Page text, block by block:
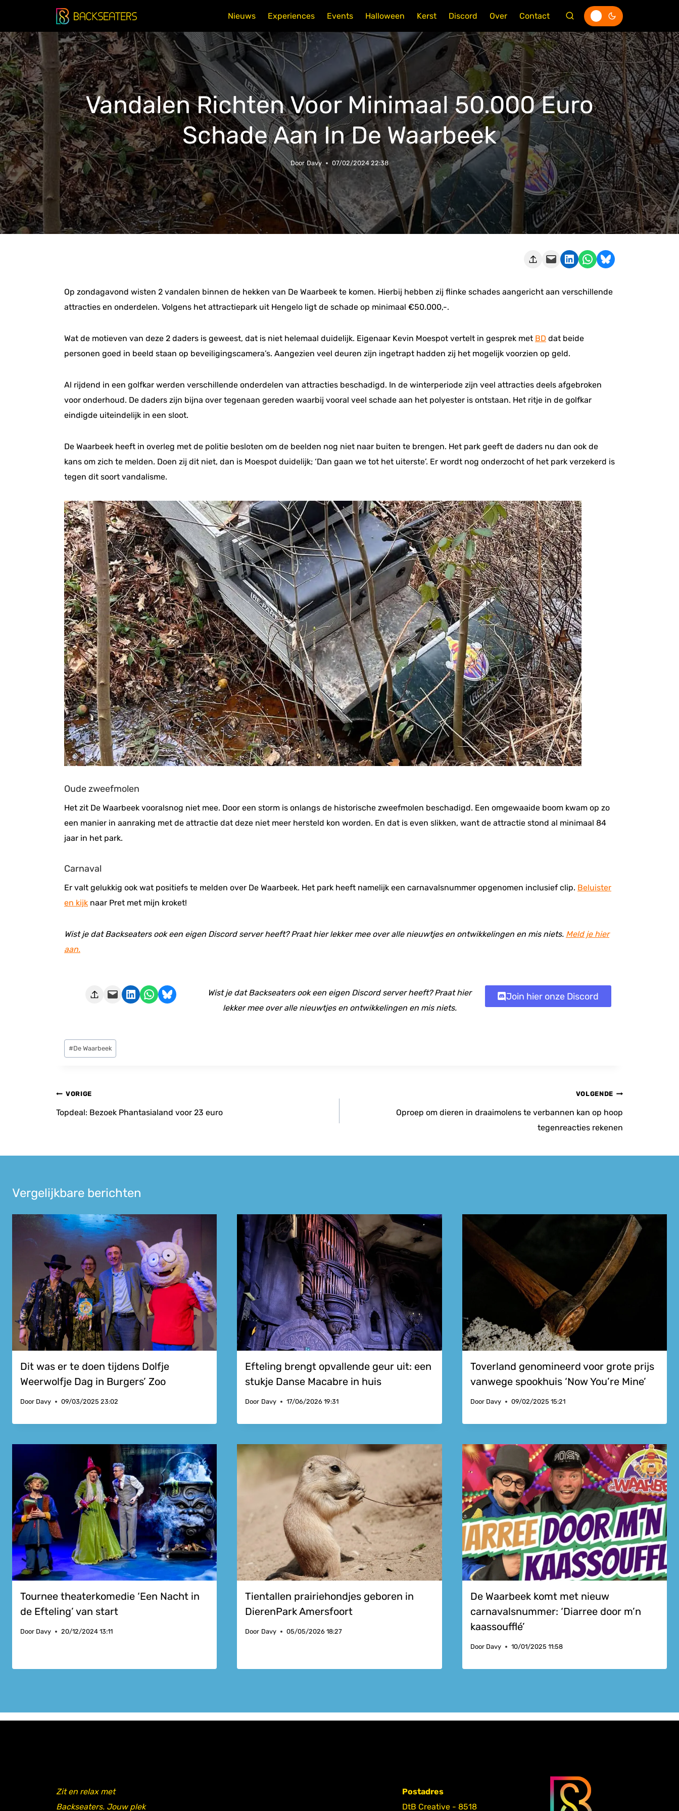
inhoud
Nieuws Experiences Events Halloween Kerst Discord Over Contact
Vandalen Richten Voor Minimaal 50.000 Euro
Schade Aan In De Waarbeek
Door Davy 07/02/2024 22:38
Deze pagina e-mailen Delen op LinkedIn Delen via WhatsApp Share on Bluesky
Op zondagavond wisten 2 vandalen binnen de hekken van De Waarbeek te komen. Hierbij hebben zij flinke schades aangericht aan verschillende
attracties en onderdelen. Volgens het attractiepark uit Hengelo ligt de schade op minimaal €50.000,-.
Wat de motieven van deze 2 daders is geweest, dat is niet helemaal duidelijk. Eigenaar Kevin Moespot vertelt in gesprek met BD dat beide
personen goed in beeld staan op beveiligingscamera’s. Aangezien veel deuren zijn ingetrapt hadden zij het mogelijk voorzien op geld.
Al rijdend in een golfkar werden verschillende onderdelen van attracties beschadigd. In de winterperiode zijn veel attracties deels afgebroken
voor onderhoud. De daders zijn bijna over tegenaan gereden waarbij vooral veel schade aan het polyester is ontstaan. Het ritje in de golfkar
eindigde uiteindelijk in een sloot.
De Waarbeek heeft in overleg met de politie besloten om de beelden nog niet naar buiten te brengen. Het park geeft de daders nu dan ook de
kans om zich te melden. Doen zij dit niet, dan is Moespot duidelijk; ‘Dan gaan we tot het uiterste’. Er wordt nog onderzocht of het park verzekerd is
tegen dit soort vandalisme.
Oude zweefmolen
Het zit De Waarbeek vooralsnog niet mee. Door een storm is onlangs de historische zweefmolen beschadigd. Een omgewaaide boom kwam op zo
een manier in aanraking met de attractie dat deze niet meer hersteld kon worden. En dat is even slikken, want de attractie stond al minimaal 84
jaar in het park.
Carnaval
Er valt gelukkig ook wat positiefs te melden over De Waarbeek. Het park heeft namelijk een carnavalsnummer opgenomen inclusief clip. Beluister
en kijk naar Pret met mijn kroket!
Wist je dat Backseaters ook een eigen Discord server heeft? Praat hier lekker mee over alle nieuwtjes en ontwikkelingen en mis niets. Meld je hier
aan.
Deze pagina e-mailen Delen op LinkedIn Delen via WhatsApp Share on Bluesky
Wist je dat Backseaters ook een eigen Discord server heeft? Praat hier
lekker mee over alle nieuwtjes en ontwikkelingen en mis niets.
Join hier onze Discord
Bericht
tags:
#De Waarbeek
Bericht
navigatie
VORIGE
Topdeal: Bezoek Phantasialand voor 23 euro
VOLGENDE
Oproep om dieren in draaimolens te verbannen kan op hoop
tegenreacties rekenen
Vergelijkbare berichten
Dit was er te doen tijdens Dolfje
Weerwolfje Dag in Burgers’ Zoo
Door Davy 09/03/2025 23:02
Efteling brengt opvallende geur uit: een
stukje Danse Macabre in huis
Door Davy 17/06/2026 19:31
Toverland genomineerd voor grote prijs
vanwege spookhuis ‘Now You’re Mine’
Door Davy 09/02/2025 15:21
Tournee theaterkomedie ‘Een Nacht in
de Efteling’ van start
Door Davy 20/12/2024 13:11
Tientallen prairiehondjes geboren in
DierenPark Amersfoort
Door Davy 05/05/2026 18:27
De Waarbeek komt met nieuw
carnavalsnummer: ‘Diarree door m’n
kaassoufflé’
Door Davy 10/01/2025 11:58
Zit en relax met
Backseaters. Jouw plek
Postadres
DtB Creative - 8518